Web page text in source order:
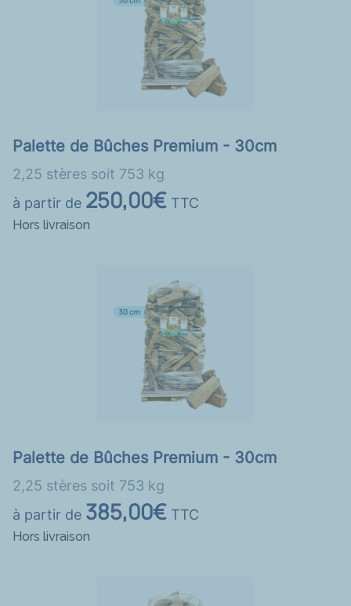
Palette de Bûches Premium - 30cm
2,25 stères soit 753 kg
à partir de 250,00€ TTC
Hors livraison
Palette de Bûches Premium - 30cm
2,25 stères soit 753 kg
à partir de 385,00€ TTC
Hors livraison